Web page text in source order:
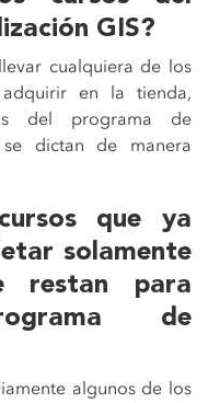
GIS?
cualquiera de los
en la tienda,
del programa de
dictan de manera
que ya
solamente
restan para
de
algunos de los